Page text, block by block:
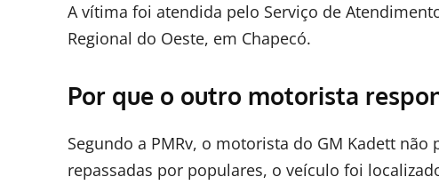
A vítima foi atendida pelo Serviço de
Regional do Oeste, em Chapecó.
Por que o outro motorista
Segundo a PMRv, o motorista do GM Kadett
repassadas por populares, o veículo foi